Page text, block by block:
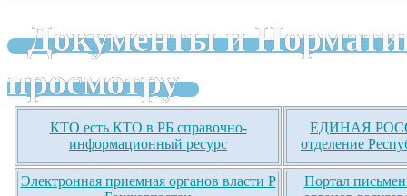
Документы и
просмотру
КТО есть КТО в РБ справочно-
информационный ресурс
ЕДИНАЯ
отделение
Электронная приемная органов власти Р
Портал